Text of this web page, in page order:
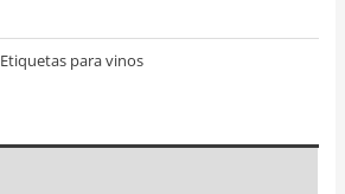
Etiquetas para vinos